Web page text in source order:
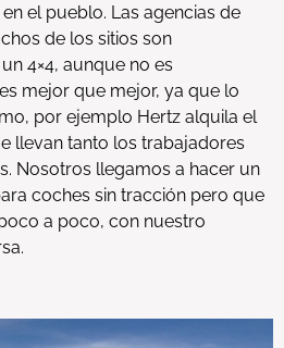
el pueblo. Las agencias de
de los sitios son
4×4, aunque no es
mejor que mejor, ya que lo
por ejemplo Hertz alquila el
llevan tanto los trabajadores
Nosotros llegamos a hacer un
coches sin tracción pero que
a poco, con nuestro